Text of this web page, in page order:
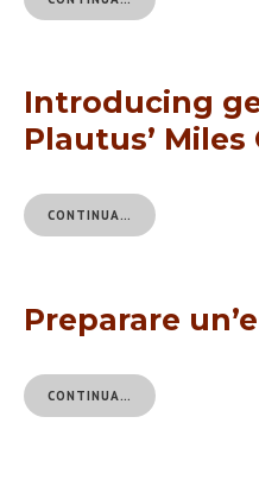
Introducing
Plautus’ Miles
CONTINUA…
Preparare
CONTINUA…